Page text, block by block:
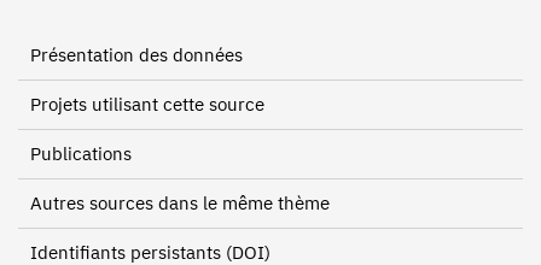
Présentation des données
Projets utilisant cette source
Publications
Autres sources dans le même thème
Identifiants persistants (DOI)